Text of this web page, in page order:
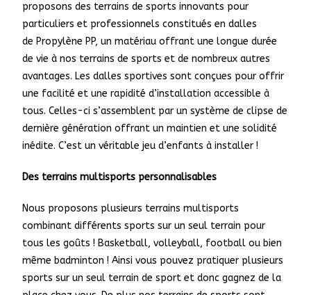
proposons des terrains de sports innovants pour
particuliers et professionnels constitués en dalles
de Propylène PP, un matériau offrant une longue durée
de vie à nos terrains de sports et de nombreux autres
avantages. Les dalles sportives sont conçues pour offrir
une facilité et une rapidité d’installation accessible à
tous. Celles-ci s’assemblent par un système de clipse de
dernière génération offrant un maintien et une solidité
inédite. C’est un véritable jeu d’enfants à installer !
Des terrains multisports personnalisables
Nous proposons plusieurs terrains multisports
combinant différents sports sur un seul terrain pour
tous les goûts ! Basketball, volleyball, football ou bien
même badminton ! Ainsi vous pouvez pratiquer plusieurs
sports sur un seul terrain de sport et donc gagnez de la